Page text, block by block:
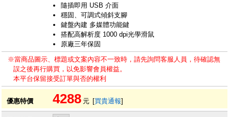
隨插即用 USB 介面
穩固、可調式傾斜支腳
鍵盤內建 多媒體功能鍵
搭配高解析度 1000 dpi光學滑鼠
原廠三年保固
※當商品圖示、標題或文案內容不一致時，請先詢問客服人員，待確認無
誤之後再行購買，以免影響會員權益。
本平台保留接受訂單與否的權利
優惠特價 4288 元 [買貴通報]